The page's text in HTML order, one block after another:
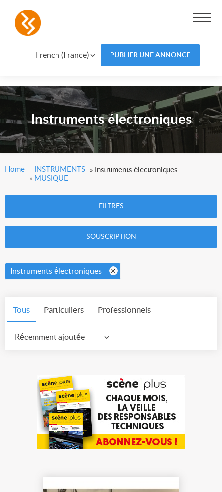
French (France) PUBLIER UNE ANNONCE
Instruments électroniques
Home
»
INSTRUMENTS
MUSIQUE
» Instruments électroniques
FILTRES
SOUSCRIPTION
Instruments électroniques
Tous Particuliers Professionnels
Récemment ajoutée